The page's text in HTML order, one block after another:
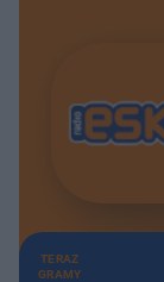
TERAZ
GRAMY